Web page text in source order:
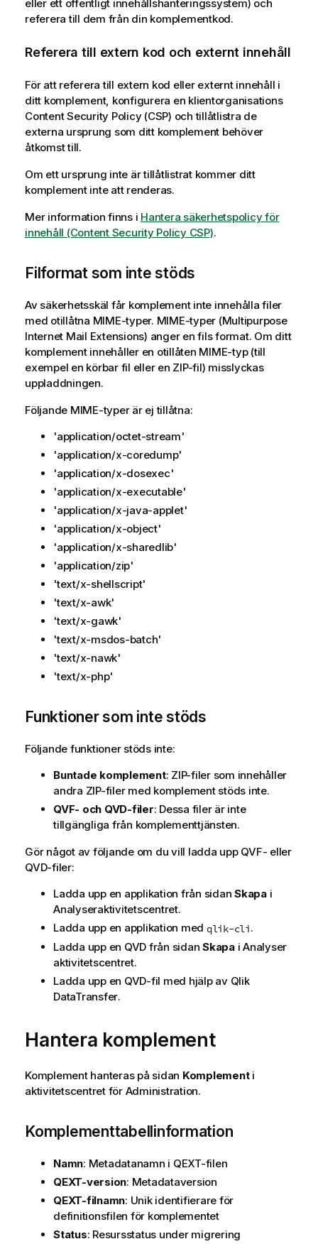
eller ett offentligt innehållshanteringssystem) och
referera till dem från din komplementkod.
Referera till extern kod och externt innehåll
För att referera till extern kod eller externt innehåll i
ditt komplement, konfigurera en klientorganisations
Content Security Policy (CSP) och tillåtlistra de
externa ursprung som ditt komplement behöver
åtkomst till.
Om ett ursprung inte är tillåtlistrat kommer ditt
komplement inte att renderas.
Mer information finns i Hantera säkerhetspolicy för
innehåll (Content Security Policy CSP).
Filformat som inte stöds
Av säkerhetsskäl får komplement inte innehålla filer
med otillåtna MIME-typer. MIME-typer (Multipurpose
Internet Mail Extensions) anger en fils format. Om ditt
komplement innehåller en otillåten MIME-typ (till
exempel en körbar fil eller en ZIP-fil) misslyckas
uppladdningen.
Följande MIME-typer är ej tillåtna:
'application/octet-stream'
'application/x-coredump'
'application/x-dosexec'
'application/x-executable'
'application/x-java-applet'
'application/x-object'
'application/x-sharedlib'
'application/zip'
'text/x-shellscript'
'text/x-awk'
'text/x-gawk'
'text/x-msdos-batch'
'text/x-nawk'
'text/x-php'
Funktioner som inte stöds
Följande funktioner stöds inte:
Buntade komplement: ZIP-filer som innehåller
andra ZIP-filer med komplement stöds inte.
QVF- och QVD-filer: Dessa filer är inte
tillgängliga från komplementtjänsten.
Gör något av följande om du vill ladda upp QVF- eller
QVD-filer:
Ladda upp en applikation från sidan Skapai
Analyseraktivitetscentret.
Ladda upp en applikation med qlik-cli.
Ladda upp en QVD från sidan Skapai Analyser
aktivitetscentret.
Ladda upp en QVD-fil med hjälp av Qlik
DataTransfer.
Hantera komplement
Komplement hanteras på sidan Komplementi
aktivitetscentret för Administration.
Komplementtabellinformation
Namn: Metadatanamn i QEXT-filen
QEXT-version: Metadataversion
QEXT-filnamn: Unik identifierare för
definitionsfilen för komplementet
Status: Resursstatus under migrering